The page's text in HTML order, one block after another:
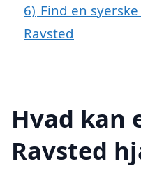
6) Find en
Ravsted
Hvad kan
Ravsted